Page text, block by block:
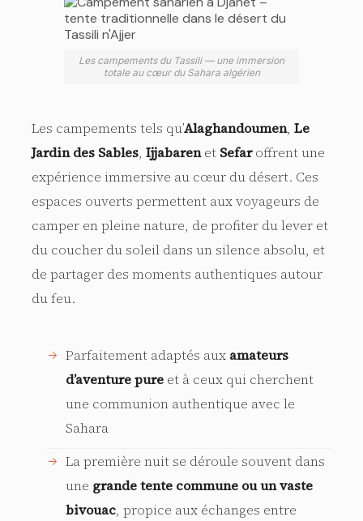
Les campements du Tassili — une immersion
totale au cœur du Sahara algérien
Les campements tels qu’Alaghandoumen, Le
Jardin des Sables, Ijjabarenet Sefaroffrent une
expérience immersive au cœur du désert. Ces
espaces ouverts permettent aux voyageurs de
camper en pleine nature, de profiter du lever et
du coucher du soleil dans un silence absolu, et
de partager des moments authentiques autour
du feu.
Parfaitement adaptés aux amateurs
d’aventure pureet à ceux qui cherchent
une communion authentique avec le
Sahara
La première nuit se déroule souvent dans
une grande tente commune ou un vaste
bivouac, propice aux échanges entre